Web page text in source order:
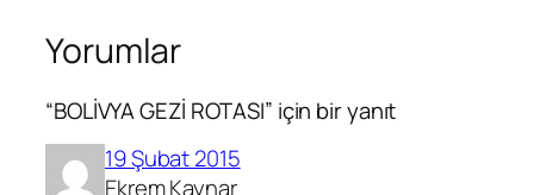
Yorumlar
“BOLİVYA GEZİ ROTASI” için bir yanıt
19 Şubat 2015
Ekrem Kaynar